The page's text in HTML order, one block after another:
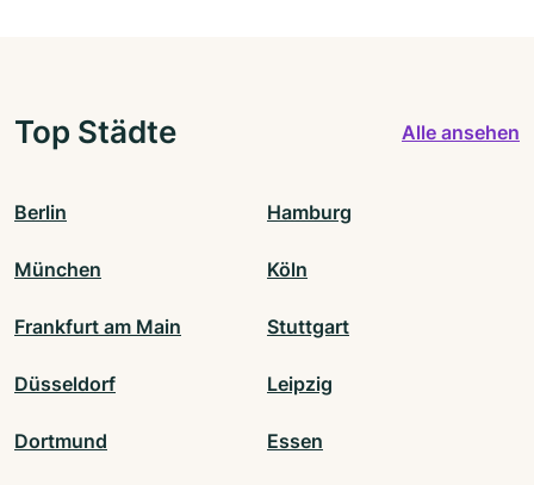
Top Städte Alle ansehen
Berlin Hamburg
München Köln
Frankfurt am Main Stuttgart
Düsseldorf Leipzig
Dortmund Essen